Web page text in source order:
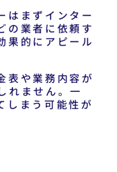
はまずインター
の業者に依頼す
果的にアピール
表や業務内容が
れません。一
しまう可能性が